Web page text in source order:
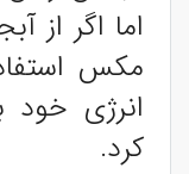
اما اگر از
مکس
انرژی خود
کرد.